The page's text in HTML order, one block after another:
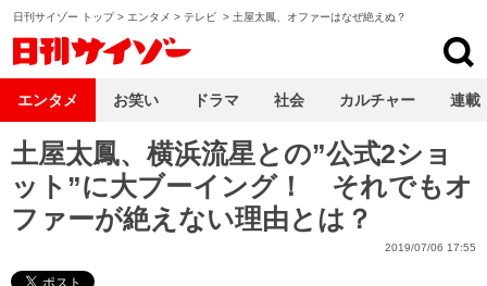
日刊サイゾー トップ> エンタメ > テレビ > 土屋太鳳、オファーはなぜ絶えぬ？
土屋太鳳、横浜流星との”公式2ショ
ット”に大ブーイング！ それでもオ
ファーが絶えない理由とは？
2019/07/06 17:55
エンタメ お笑い ドラマ 社会 カルチャー 連載